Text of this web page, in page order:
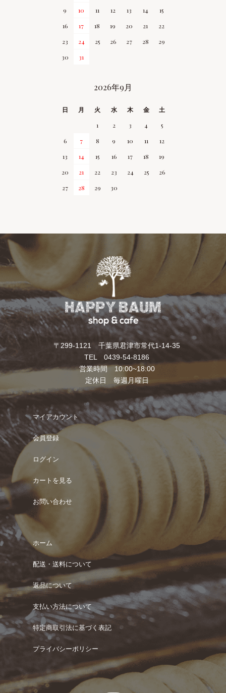
9
10 11 12 13 14
15
16
17 18 19 20 21
22
23
24 25 26 27 28
29
30
31
2026年9月
日 月 火 水 木 金
土
1
2 3 4
5
6
7 8 9 10 11
12
13
14 15 16 17 18
19
20
21 22 23 24 25
26
27
28 29 30
〒299-1121 千葉県君津市常代1-14-35
TEL 0439-54-8186
営業時間 10:00~18:00
定休日 毎週月曜日
マイアカウント
会員登録
ログイン
カートを見る
お問い合わせ
ホーム
配送・送料について
返品について
支払い方法について
特定商取引法に基づく表記
プライバシーポリシー